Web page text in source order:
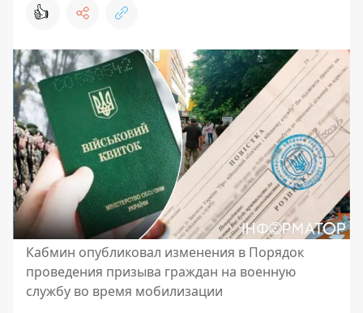
👍
Кабмин опубликовал изменения в Порядок
проведения призыва граждан на военную
службу во время мобилизации